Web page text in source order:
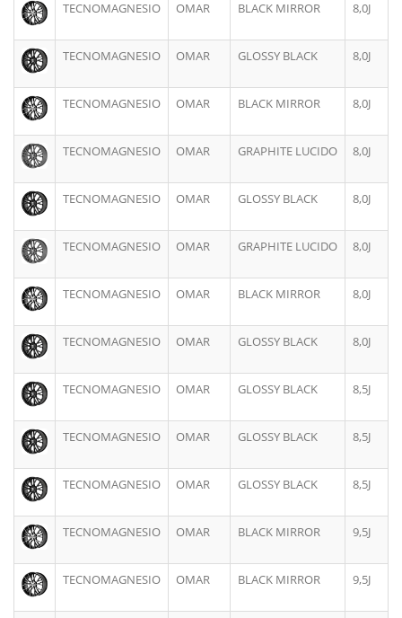
TECNOMAGNESIO OMAR BLACK MIRROR 8,0J
TECNOMAGNESIO OMAR GLOSSY BLACK 8,0J
TECNOMAGNESIO OMAR BLACK MIRROR 8,0J
TECNOMAGNESIO OMAR GRAPHITE LUCIDO 8,0J
TECNOMAGNESIO OMAR GLOSSY BLACK 8,0J
TECNOMAGNESIO OMAR GRAPHITE LUCIDO 8,0J
TECNOMAGNESIO OMAR BLACK MIRROR 8,0J
TECNOMAGNESIO OMAR GLOSSY BLACK 8,0J
TECNOMAGNESIO OMAR GLOSSY BLACK 8,5J
TECNOMAGNESIO OMAR GLOSSY BLACK 8,5J
TECNOMAGNESIO OMAR GLOSSY BLACK 8,5J
TECNOMAGNESIO OMAR BLACK MIRROR 9,5J
TECNOMAGNESIO OMAR BLACK MIRROR 9,5J